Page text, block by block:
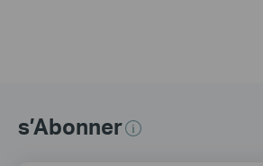
s’Abonner